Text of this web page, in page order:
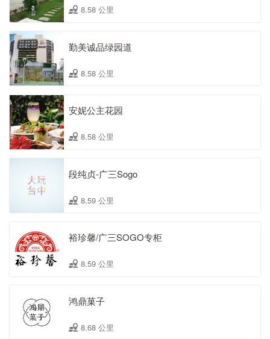
8.58 公里
勤美诚品绿园道
8.58 公里
安妮公主花园
8.58 公里
段纯贞-广三Sogo
8.59 公里
裕珍馨/广三SOGO专柜
8.59 公里
鸿鼎菓子
8.68 公里